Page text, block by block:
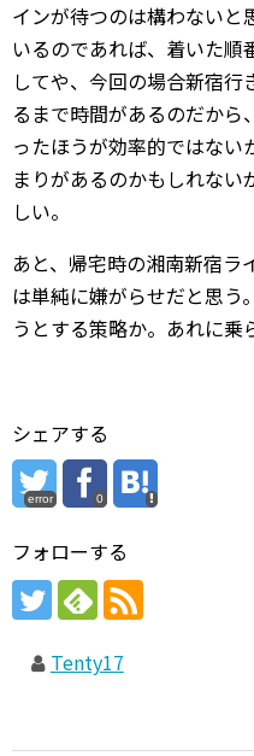
インが待つのは構わないと
いるのであれば、着いた順
してや、今回の場合新宿
るまで時間があるのだか
ったほうが効率的ではな
まりがあるのかもしれな
しい。
あと、帰宅時の湘南新宿ラ
は単純に嫌がらせだと思う
うとする策略か。あれに乗
シェアする
error 0
フォローする
Tenty17